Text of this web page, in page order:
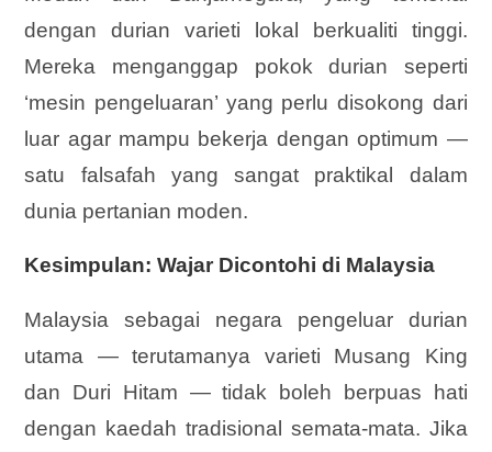
dengan durian varieti lokal berkualiti tinggi.
Mereka menganggap pokok durian seperti
‘mesin pengeluaran’ yang perlu disokong dari
luar agar mampu bekerja dengan optimum —
satu falsafah yang sangat praktikal dalam
dunia pertanian moden.
Kesimpulan: Wajar Dicontohi di Malaysia
Malaysia sebagai negara pengeluar durian
utama — terutamanya varieti Musang King
dan Duri Hitam — tidak boleh berpuas hati
dengan kaedah tradisional semata-mata. Jika